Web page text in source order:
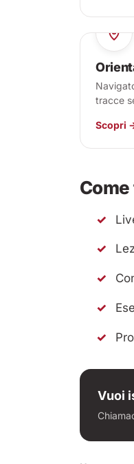
tracce
Scopri
Vuoi